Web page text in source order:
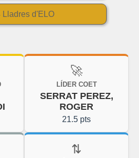
d'ELO
🚀
LÍDER COET
SERRAT PEREZ,
ROGER
21.5 pts
⇅